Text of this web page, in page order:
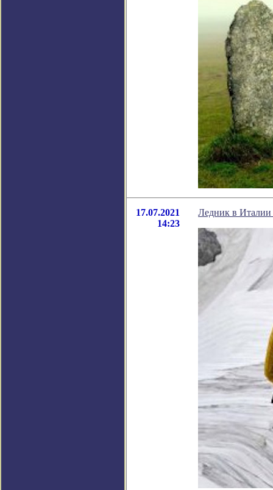
17.07.2021
14:23
Ледник в Италии